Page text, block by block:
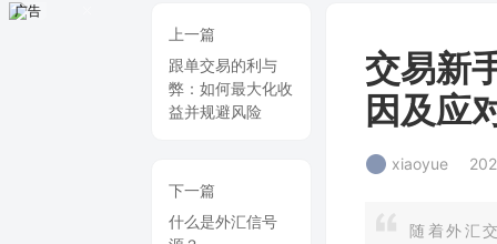
上一篇
跟单交易的利与
弊：如何最大化收
益并规避风险
下一篇
什么是外汇信号
交易新
因及应
xiaoyue
随着外汇
广告